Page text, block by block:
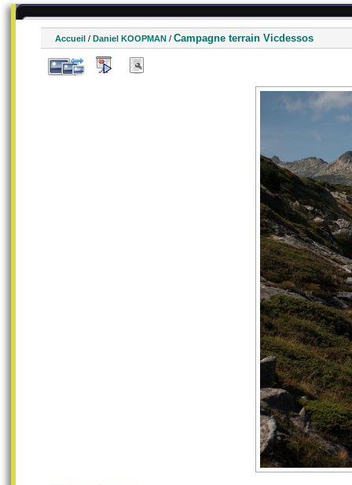
Accueil / Daniel KOOPMAN / Campagne terrain Vicdessos